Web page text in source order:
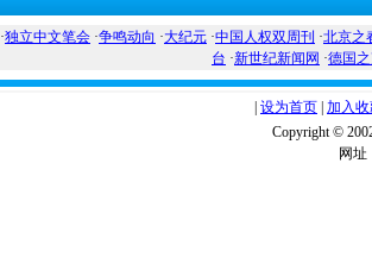
·独立中文笔会 ·争鸣动向 ·大纪元 ·中国人权双周刊 ·北京之
台 ·新世纪新闻网 ·德国
设为首页 加入
Copyright ©
网址